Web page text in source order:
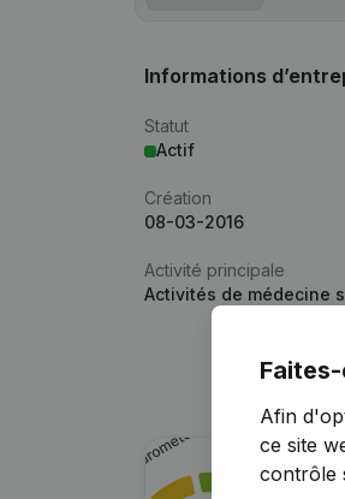
Informations
Statut
Actif
Création
08-03-2016
Activité principale
Activités de médecine
Afin
ce site
contrôle